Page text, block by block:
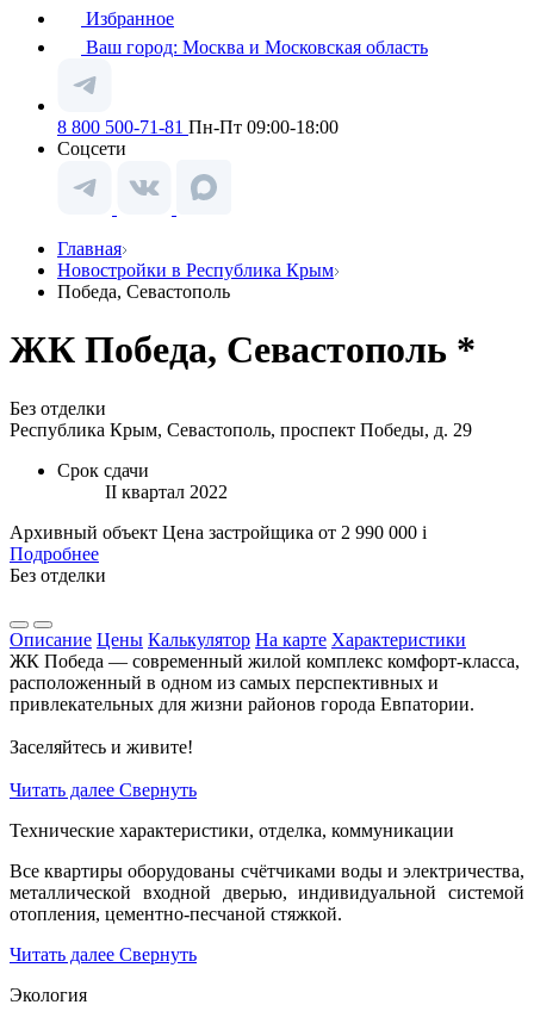
Избранное
Ваш город: Москва и Московская область
8 800 500-71-81 Пн-Пт 09:00-18:00
Соцсети
Главная
Новостройки в Республика Крым
Победа, Севастополь
ЖК Победа, Севастополь *
Без отделки
Республика Крым, Севастополь, проспект Победы, д. 29
Срок сдачи
II квартал 2022
Архивный объект Цена застройщика от 2 990 000 i
Подробнее
Без отделки
Описание Цены Калькулятор На карте Характеристики
ЖК Победа — современный жилой комплекс комфорт-класса,
расположенный в одном из самых перспективных и
привлекательных для жизни районов города Евпатории.
Заселяйтесь и живите!
Читать далее Свернуть
Технические характеристики, отделка, коммуникации
Все квартиры оборудованы счётчиками воды и электричества,
металлической входной дверью, индивидуальной системой
отопления, цементно-песчаной стяжкой.
Читать далее Свернуть
Экология